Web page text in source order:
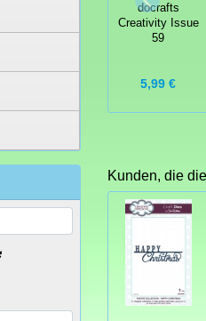
docrafts
Creativity Issue
59
5,99 €
Kunden, die